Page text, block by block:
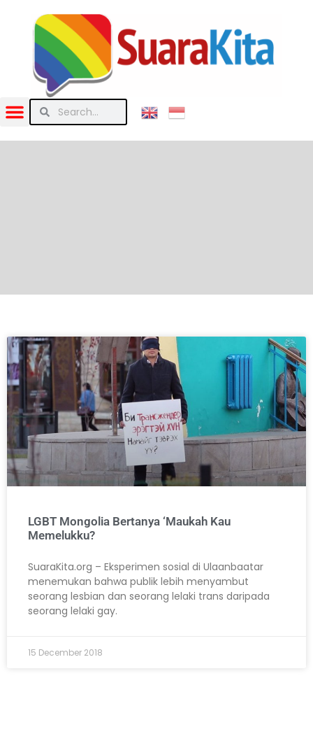
LGBT Mongolia Bertanya ‘Maukah Kau
Memelukku?
SuaraKita.org – Eksperimen sosial di Ulaanbaatar
menemukan bahwa publik lebih menyambut
seorang lesbian dan seorang lelaki trans daripada
seorang lelaki gay.
15 December 2018